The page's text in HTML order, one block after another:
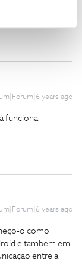
crer que é
years ago
funciona
years ago
o como
e tambem em
entre a